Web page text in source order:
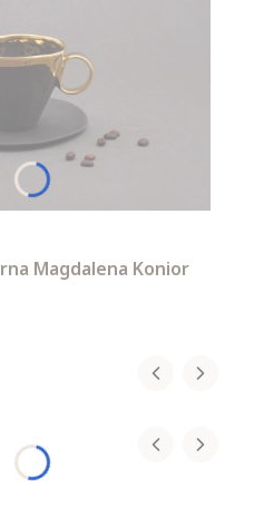
Filiżanka do kawy czarna Magdalena Konior